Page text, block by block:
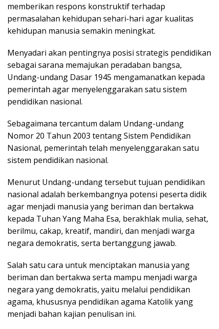
memberikan respons konstruktif terhadap
permasalahan kehidupan sehari-hari agar kualitas
kehidupan manusia semakin meningkat.
Menyadari akan pentingnya posisi strategis pendidikan
sebagai sarana memajukan peradaban bangsa,
Undang-undang Dasar 1945 mengamanatkan kepada
pemerintah agar menyelenggarakan satu sistem
pendidikan nasional.
Sebagaimana tercantum dalam Undang-undang
Nomor 20 Tahun 2003 tentang Sistem Pendidikan
Nasional, pemerintah telah menyelenggarakan satu
sistem pendidikan nasional.
Menurut Undang-undang tersebut tujuan pendidikan
nasional adalah berkembangnya potensi peserta didik
agar menjadi manusia yang beriman dan bertakwa
kepada Tuhan Yang Maha Esa, berakhlak mulia, sehat,
berilmu, cakap, kreatif, mandiri, dan menjadi warga
negara demokratis, serta bertanggung jawab.
Salah satu cara untuk menciptakan manusia yang
beriman dan bertakwa serta mampu menjadi warga
negara yang demokratis, yaitu melalui pendidikan
agama, khususnya pendidikan agama Katolik yang
menjadi bahan kajian penulisan ini.